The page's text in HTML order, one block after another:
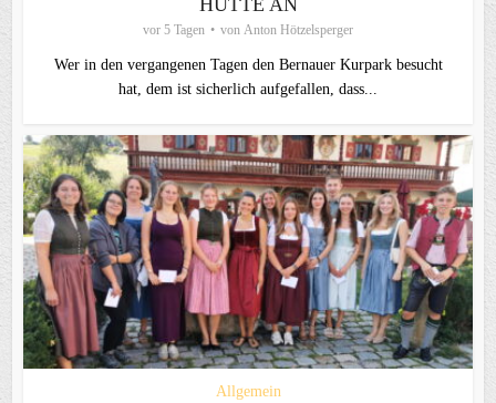
vor 5 Tagen von Anton Hötzelsperger
Wer in den vergangenen Tagen den Bernauer Kurpark besucht
hat, dem ist sicherlich aufgefallen, dass...
Allgemein